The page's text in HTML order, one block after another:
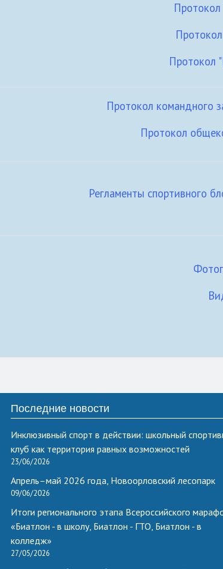
Протокол
Протокол
Протокол командного
Протокол
Регламенты спортивного
Последние новости
Инклюзивный спорт в действии: школьный
клуб как территория равных возможностей
23/06/2026
Апрель–май 2026 года, Новоорловский лесопарк
09/06/2026
Итоги регионального этапа Всероссийского
«Биатлон - в школу, Биатлон - ГТО, Биатлон - в
колледж»
27/05/2026